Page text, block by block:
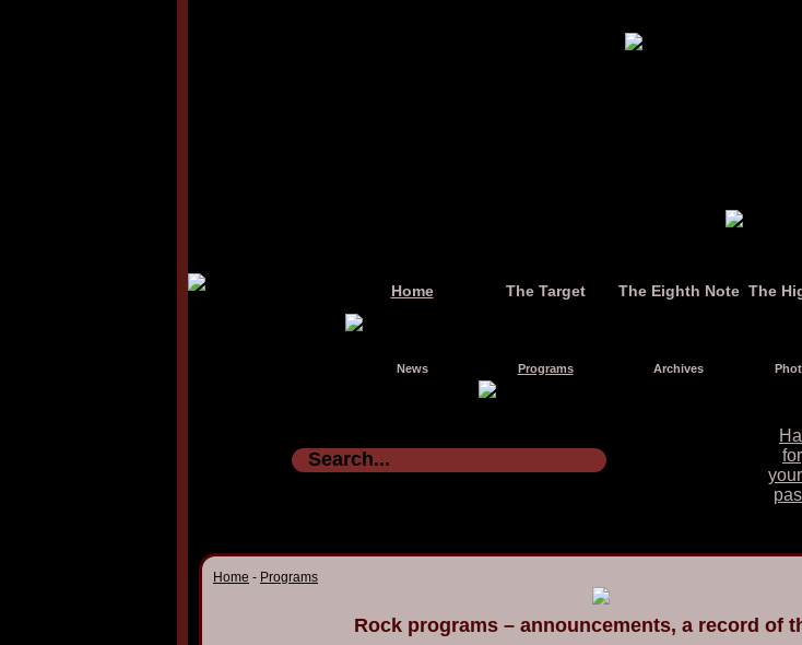
Home The Target The Eighth Note The
News Programs Archives
Home - Programs
Rock programs – announcements, a record of